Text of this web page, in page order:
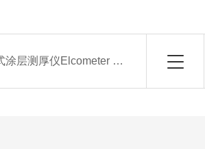
层测厚仪Elcometer 211